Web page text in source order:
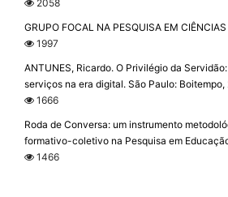
2058
GRUPO FOCAL NA PESQUISA EM
1997
ANTUNES, Ricardo. O Privilégio da
serviços na era digital. São Paulo: Boitempo,
1666
Roda de Conversa: um instrumento
formativo-coletivo na Pesquisa em
1466